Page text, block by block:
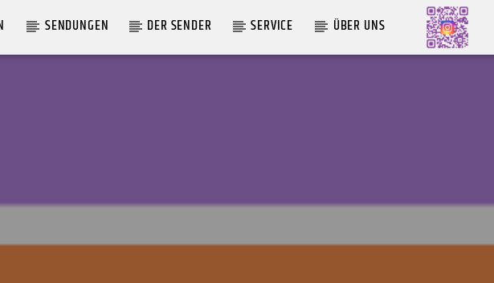
SENDUNGEN DER SENDER SERVICE ÜBER UNS